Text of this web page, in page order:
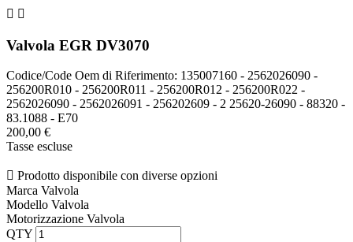
 
Valvola EGR DV3070
Codice/Code Oem di Riferimento: 135007160 - 2562026090 -
256200R010 - 256200R011 - 256200R012 - 256200R022 -
2562026090 - 2562026091 - 256202609 - 2 25620-26090 - 88320 -
83.1088 - E70
200,00 €
Tasse escluse
 Prodotto disponibile con diverse opzioni
Marca Valvola
Modello Valvola
Motorizzazione Valvola
QTY